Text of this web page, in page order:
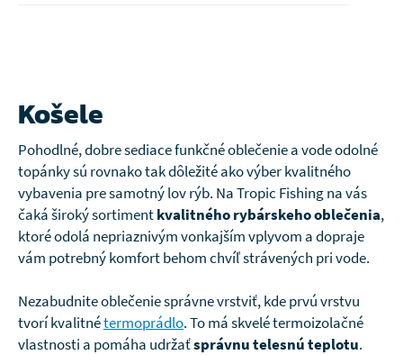
Košele
Pohodlné, dobre sediace funkčné oblečenie a vode odolné
topánky sú rovnako tak dôležité ako výber kvalitného
vybavenia pre samotný lov rýb. Na Tropic Fishing na vás
čaká široký sortimentkvalitného rybárskeho oblečenia,
ktoré odolá nepriaznivým vonkajším vplyvom a dopraje
vám potrebný komfort behom chvíľ strávených pri vode.
Nezabudnite oblečenie správne vrstviť, kde prvú vrstvu
tvorí kvalitnétermoprádlo. To má skvelé termoizolačné
vlastnosti a pomáha udržaťsprávnu telesnú teplotu.